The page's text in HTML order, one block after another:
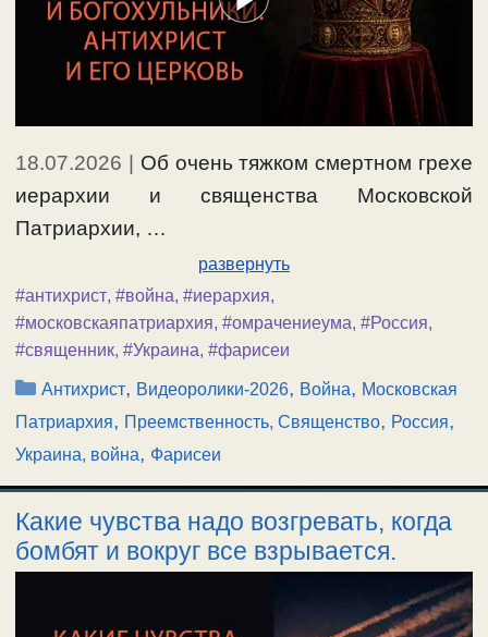
18.07.2026 | Об очень тяжком смертном грехе
иерархии и священства Московской
Патриархии, …
развернуть
#антихрист, #война, #иерархия,
#московскаяпатриархия, #омрачениеума, #Россия,
#священник, #Украина, #фарисеи
Рубрики
Антихрист, Видеоролики-2026, Война, Московская
Патриархия, Преемственность, Священство, Россия,
Украина, война, Фарисеи
Какие чувства надо возгревать, когда
бомбят и вокруг все взрывается.